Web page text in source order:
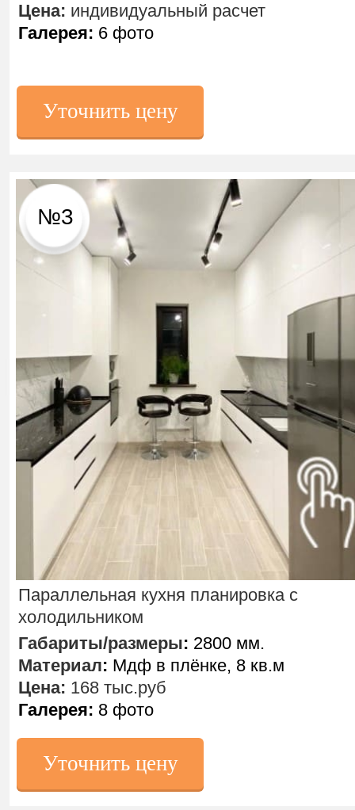
Цена: индивидуальный расчет
Галерея: 6 фото
Уточнить цену
Параллельная кухня планировка с
холодильником
№3
Габариты/размеры: 2800 мм.
Материал: Мдф в плёнке, 8 кв.м
Цена: 168 тыс.руб
Галерея: 8 фото
Уточнить цену